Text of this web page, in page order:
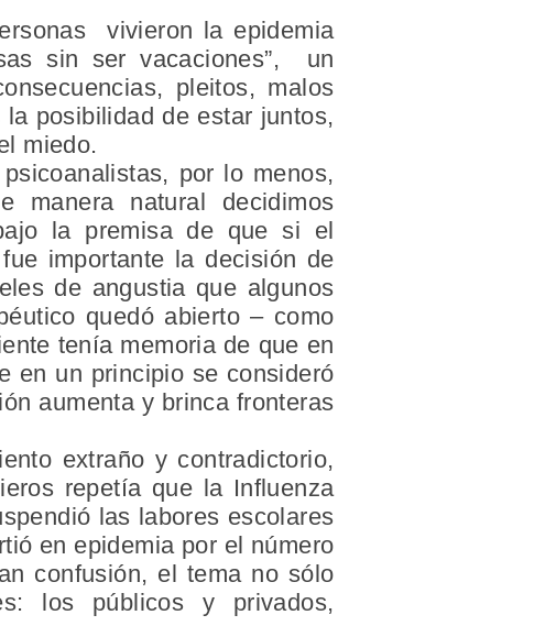
vivieron la epidemia
sin ser vacaciones”, un
pleitos, malos
posibilidad de estar juntos,
miedo.
por lo menos,
manera natural decidimos
la premisa de que si el
importante la decisión de
de angustia que algunos
quedó abierto – como
tenía memoria de que en
en un principio se consideró
aumenta y brinca fronteras
extraño y contradictorio,
repetía que la Influenza
las labores escolares
en epidemia por el número
confusión, el tema no sólo
los públicos y privados,